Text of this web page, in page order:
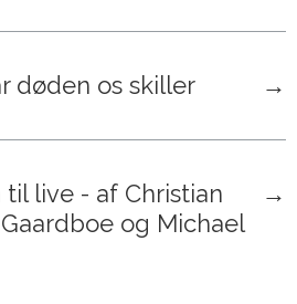
døden os skiller →
live - af Christian
og Michael
→